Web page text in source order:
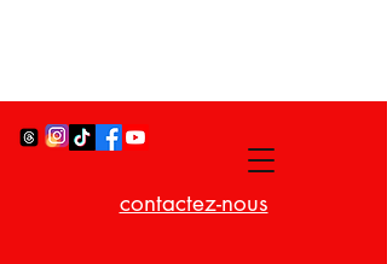
contactez-nous